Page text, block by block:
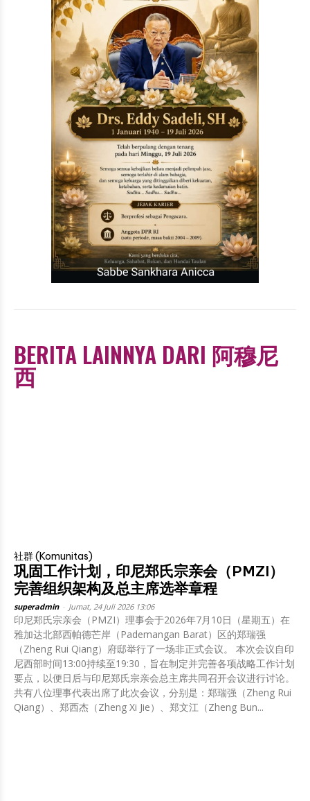
BERITA LAINNYA DARI 阿穆尼
西
社群 (Komunitas)
巩固工作计划，印尼郑氏宗亲会（PMZI）
完善组织架构及总主席选举章程
superadmin Jumat, 24 Juli 2026 13:06
印尼郑氏宗亲会（PMZI）理事会于2026年7月10日（星期五）在
雅加达北部西帕德芒岸（Pademangan Barat）区的郑瑞强
（Zheng Rui Qiang）府邸举行了一场非正式会议。 本次会议自印
尼西部时间13:00持续至19:30，旨在制定并完善各项战略工作计划
要点，以便日后与印尼郑氏宗亲会总主席共同召开会议进行讨论。
共有八位理事代表出席了此次会议，分别是：郑瑞强（Zheng Rui
Qiang）、郑西杰（Zheng Xi Jie）、郑文江（Zheng Bun...